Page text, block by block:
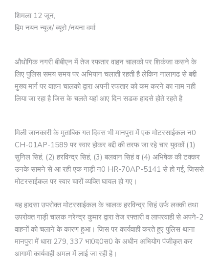
शिमला 12 जून,
हिम नयन न्यूज/ ब्यूरो /नयना वर्मा
औधोगिक नगरी बीबीएन में तेज रफतार वाहन चालको पर शिकंजा कसने के
लिए पुलिस समय समय पर अभियान चलाती रहती है लेकिन नालागढ से बद्दी
मुख्य मार्ग पर वाहन चालको द्वारा अपनी रफतार को कम करने का नाम नही
लिया जा रहा है जिस के चलते यहां आए दिन सडक हादसे होते रहते है
मिली जानकारी के मुताबिक गत दिवस भी मानपुरा में एक मोटरसाईकल न0
CH-01AP-1589 पर स्वार होकर बद्दी की तरफ जा रहे चार युवकों (1)
सुनिल सिहं, (2) हरविन्द्र सिहं, (3) बलवान सिहं व (4) अभिषेक की टक्कर
उनके सामने से आ रही एक गाड़ी न0 HR-70AP-5141 से हो गई, जिससे
मोटरसाईकल पर स्वार चारों व्यक्ति घायल हो गए।
यह हादसा उपरोक्त मोटरसाईकल के चालक हरविन्द्र सिहं उर्फ लक्की तथा
उपरोक्त गाड़ी चालक नरेन्द्र कुमार द्वारा तेज रफ्तारी व लापरवाही से अपने-2
वाहनों को चलाने के कारण हुआ। जिस पर कार्यवाही करते हुए पुलिस थाना
मानपुरा में धारा 279, 337 भा0द0स0 के अधीन अभियोग पंजीकृत कर
आगामी कार्यवाही अमल में लाई जा रही है।